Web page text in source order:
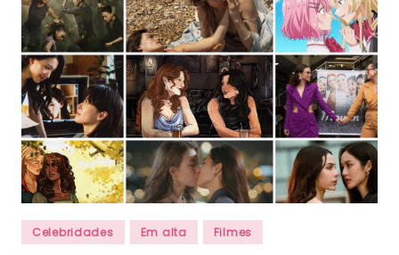
b
r
Posted
in
Celebridades Em alta Filmes